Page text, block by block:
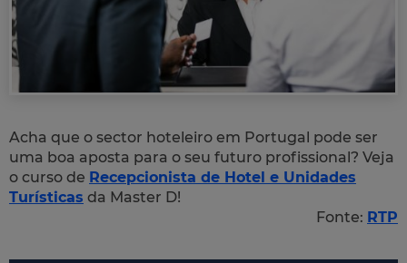
Acha que o sector hoteleiro em Portugal pode ser
uma boa aposta para o seu futuro profissional? Veja
o curso de Recepcionista de Hotel e Unidades
Turísticas da Master D!
Fonte: RTP